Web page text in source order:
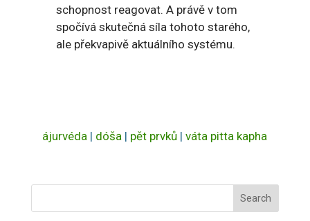
schopnost reagovat. A právě v tom
spočívá skutečná síla tohoto starého,
ale překvapivě aktuálního systému.
ájurvéda | dóša | pět prvků |váta pitta kapha
Search